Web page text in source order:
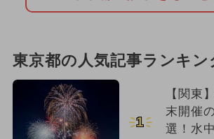
東京都の人気記事ランキン
1
【関東
末開催
選！水